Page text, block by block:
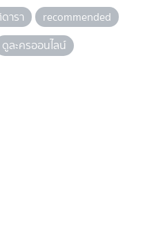
ารา
recommended
ดูละครออนไลน์